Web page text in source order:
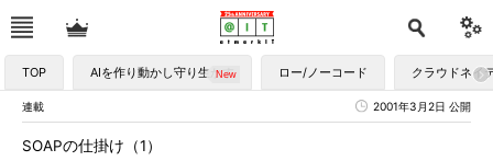
TOP AIを作り動かし守り生かす ロー/ノーコード クラウドネイ
連載 2001年3月2日 公開
SOAPの仕掛け（1）